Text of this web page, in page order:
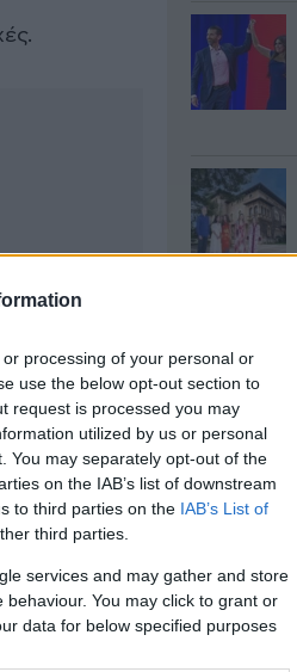
processing of your personal or
use the below opt-out section to
request is processed you may
utilized by us or personal
You may separately opt-out of the
on the IAB’s list of downstream
to third parties on the IAB’s List of
third parties.
services and may gather and store
You may click to grant or
data for below specified purposes